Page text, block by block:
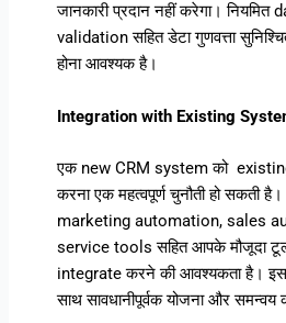
जानकारी प्रदान नहीं करेगा।
validation सहित डेटा गुणवत्ता
होना आवश्यक है।
Integration with Existing
एक new CRM system को
करना एक महत्वपूर्ण चुनौती हो
marketing automation, sales
service tools सहित आपके मौजूदा
integrate करने की आवश्यकता है।
साथ सावधानीपूर्वक योजना और